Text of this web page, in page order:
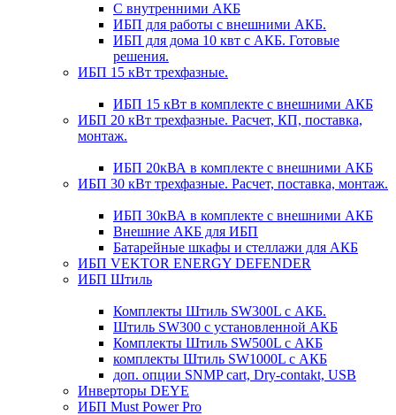
С внутренними АКБ
ИБП для работы с внешними АКБ.
ИБП для дома 10 квт с АКБ. Готовые
решения.
ИБП 15 кВт трехфазные.
ИБП 15 кВт в комплекте с внешними АКБ
ИБП 20 кВт трехфазные. Расчет, КП, поставка,
монтаж.
ИБП 20кВА в комплекте с внешними АКБ
ИБП 30 кВт трехфазные. Расчет, поставка, монтаж.
ИБП 30кВА в комплекте с внешними АКБ
Внешние АКБ для ИБП
Батарейные шкафы и стеллажи для АКБ
ИБП VEKTOR ENERGY DEFENDER
ИБП Штиль
Комплекты Штиль SW300L с АКБ.
Штиль SW300 с установленной АКБ
Комплекты Штиль SW500L с АКБ
комплекты Штиль SW1000L с АКБ
доп. опции SNMP cart, Dry-contakt, USB
Инверторы DEYE
ИБП Must Power Pro